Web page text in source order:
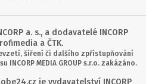
a. s., a dodavatelé INCORP
a ČTK.
šíření či dalšího zpřístupňování
MEDIA GROUP s.r.o. zakázáno.
je vydavatelství INCORP